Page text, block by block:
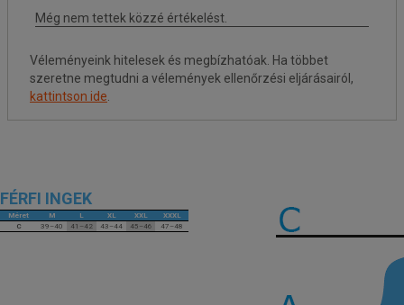
Véleményeink hitelesek és megbízhatóak. Ha többet
szeretne megtudni a vélemények ellenőrzési eljárásairól,
kattintson ide
FÉRFI INGEK
Méret M L XL XXL
XXXL
C
39–40 41–42 43–44 45–46 47–48